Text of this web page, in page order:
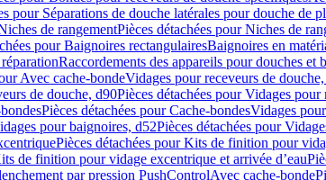
pour Séparations de douche latérales pour douche de
de rangementPièces détachées pour Niches de
pour Baignoires rectangulairesBaignoires en
Raccordements des appareils pour douches et
Avec cache-bondeVidages pour receveurs de
de douche, d90Pièces détachées pour Vidages
Pièces détachées pour Cache-bondesVidages
pour baignoires, d52Pièces détachées pour
Pièces détachées pour Kits de finition pour
de finition pour vidage excentrique et arrivée d’eau
par pression PushControlAvec cache-bonde